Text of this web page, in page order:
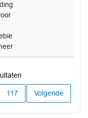
117 Volgende